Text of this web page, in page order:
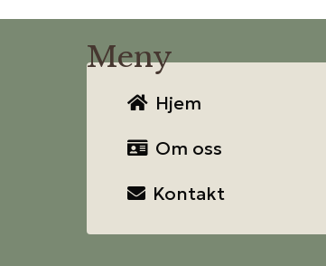
Meny
Hjem
Om oss
Kontakt